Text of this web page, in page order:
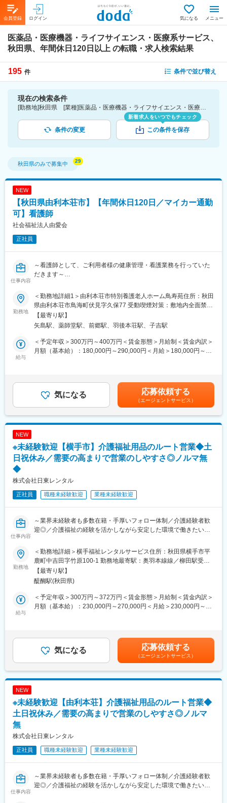
会員登録 ログイン 気になる メニュー
医薬品・医療機器・ライフサイエンス・医療系サービス、
秋田県、年間休日120日以上 の転職・求人検索結果
195 件 条件で並び替え
現在の検索条件
[勤務地]秋田県 [業種]医薬品・医療機器・ライフサイエンス・医療系サービス [こだわり条件ピックアップ]年間休日120日以上 [詳細条件](休日・働き方)年間休日120日以上
条件の変更
新着求人をいつでもチェック
この条件を保存
秋田県のみで募集中
NEW
【秋田県由利本荘市】【年間休日120日／マイカー通勤
可】看護師
社会福祉法人由愛会
正社員
仕事内容
～看護師として、ご利用者様の健康管理・看護業務を行っていた
だきます～
■業務内容：
・バイタルチェック等日常の健康管理
・医師との連絡調整
・服薬管理・医師の指示の下での医療処置
・施設利用者は約70人です。
■組織構成：
■当社について：
ご利用者の孤立感の解消や、入浴、排泄、食事等の日常生活のお
勤務地
＜勤務地詳細1＞由利本荘市特別養護老人ホーム鳥寿苑住所：秋田
県由利本荘市鳥海町伏見字久保77 受動喫煙対策：敷地内全面禁煙
＜勤務地詳細2＞ケアステーション・愛住所：秋田県由利本荘市薬
師堂谷地287番地2 受動喫煙対策：屋内全面禁煙＜勤務地詳細3＞
蔵83 受動喫煙対策：屋内全面禁煙
【最寄り駅】
矢島駅、薬師堂駅、前郷駅、羽後本荘駅、子吉駅
給与
＜予定年収＞300万円～400万円＜賃金形態＞月給制＜賃金内訳＞
月額（基本給）：180,000円～290,000円＜月給＞180,000円～
給(月額)は固定手当を含みます。
気になる 応募依頼する
（エージェントサービス）
NEW
※未経験歓迎【横手市】介護福祉用品のルート営業◆土
日祝休み／需要の高まりで営業のしやすさ◎ノルマ無
◆
株式会社日東レンタル
正社員 職種未経験歓迎 業種未経験歓迎
仕事内容
～業界未経験者も多数在籍・手厚いフォロー体制／介護経験者歓
迎◎／介護福祉の経験を活かしながら安定した環境で働きたい方
■仕事内容：
・福祉用具、在宅介護用品のレンタル及び販売業務
・社会福祉協議会、福祉施設への営業（ルートセールス）
※ケアマネジャーさんから紹介されたお客様に伺うため、飛び込み
営業等はありません。「売るため」の提案ではなく「生活を支え
るため」のご紹介となります。
■仕事の流れ：
・福祉施設等を訪問、ケアマネジャーより利用者（見込含む）を
◇営業エリア：市内メイン（各事業所から1時間圏内）
◇配送件数：10~12件（社用車を使用）
・業界、職種未経験で入社し、活躍している先輩社員も多数おり
ます。丁寧に指導育成いたしますので安心してお仕事を覚えてい
新規出店時の責任者等への登用も可能となります。
・入社後に福祉用具専門相談員の資格を取得していただきます。
勤務地
＜勤務地詳細＞横手福祉レンタルサービス住所：秋田県横手市平
鹿町中吉田字竹原100-1 勤務地最寄駅：奥羽本線線／柳田駅受動
喫煙対策：屋内全面禁煙変更の範囲：会社の定める事業所
【最寄り駅】
醍醐駅(秋田県)
給与
＜予定年収＞300万円～372万円＜賃金形態＞月給制＜賃金内訳＞
月額（基本給）：230,000円～270,000円＜月給＞230,000円～
業所ごとに目標を設定し、達成した場合支給されます。賃金はあ
くまでも目安の金額であり、選考を通じて上下する可能性があり
ます。月給(月額)は固定手当を含めた表記です。
気になる 応募依頼する
（エージェントサービス）
NEW
※未経験歓迎【由利本荘】介護福祉用品のルート営業◆
土日祝休み／需要の高まりで営業のしやすさ◎ノルマ
無
株式会社日東レンタル
正社員 職種未経験歓迎 業種未経験歓迎
仕事内容
～業界未経験者も多数在籍・手厚いフォロー体制／介護経験者歓
迎◎／介護福祉の経験を活かしながら安定した環境で働きたい方